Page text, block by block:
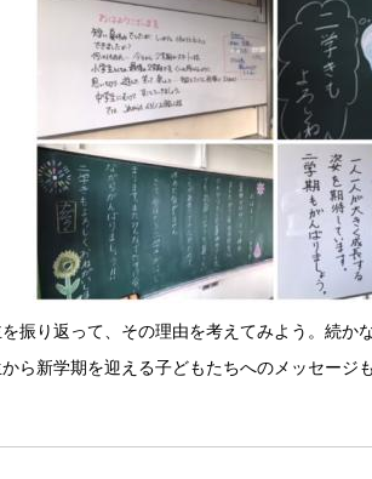
振り返って、その理由を考えてみよう。続か
ら新学期を迎える子どもたちへのメッセージも